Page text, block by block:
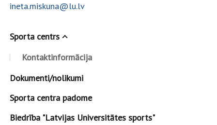
ineta.miskuna@lu.lv
Sporta centrs
Kontaktinformācija
Dokumenti/nolikumi
Sporta centra padome
Biedrība "Latvijas Universitātes sports"